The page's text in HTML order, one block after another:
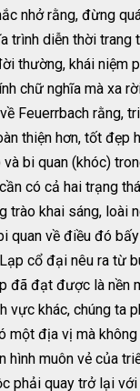
nhở rằng, đừng
trình diễn thời
thường, khái niệm
chữ nghĩa mà xa
Feuerrbach rằng,
thiện hơn, tốt đẹp
bi quan (khóc)
có cả hai trạng
trào khai sáng, loài
quan về điều đó
cổ đại nêu ra từ
đã đạt được là nền
vực khác, chúng ta
một địa vị mà
hình muôn vẻ của
phải quay trở lại